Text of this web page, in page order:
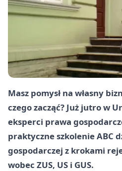
Masz pomysł na własny
czego zacząć? Już jutro w
eksperci prawa
praktyczne szkolenie ABC
gospodarczej z krokami
wobec ZUS, US i GUS.